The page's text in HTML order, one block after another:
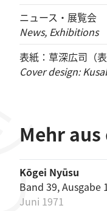
ニュース・展覧会
News, Exhibitions
表紙：草深広司（表
Cover design:
Mehr
Kōgei Nyūsu
Band 39, Ausgabe
Juni 1971